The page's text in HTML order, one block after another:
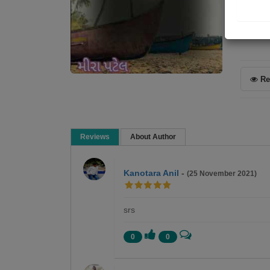
Reviews About Author
Kanotara Anil -(25 November 2021)
srs
0 0